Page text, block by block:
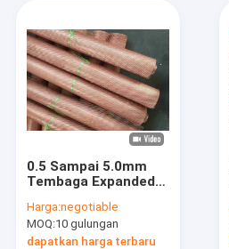
0.5 Sampai 5.0mm
Tembaga Expanded
Korosi
Harga:negotiable
MOQ:10 gulungan
dapatkan harga terbaru